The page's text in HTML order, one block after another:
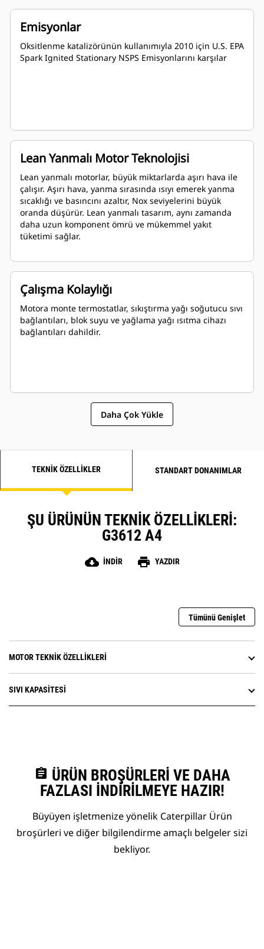
Emisyonlar
Oksitlenme katalizörünün kullanımıyla 2010 için U.S. EPA
Spark Ignited Stationary NSPS Emisyonlarını karşılar
Lean Yanmalı Motor Teknolojisi
Lean yanmalı motorlar, büyük miktarlarda aşırı hava ile
çalışır. Aşırı hava, yanma sırasında ısıyı emerek yanma
sıcaklığı ve basıncını azaltır, Nox seviyelerini büyük
oranda düşürür. Lean yanmalı tasarım, aynı zamanda
daha uzun komponent ömrü ve mükemmel yakıt
tüketimi sağlar.
Çalışma Kolaylığı
Motora monte termostatlar, sıkıştırma yağı soğutucu sıvı
bağlantıları, blok suyu ve yağlama yağı ısıtma cihazı
bağlantıları dahildir.
Daha Çok Yükle
TEKNIK ÖZELLIKLER STANDART DONANIMLAR
ŞU ÜRÜNÜN TEKNIK ÖZELLIKLERI:
G3612 A4
cloud_download İNDIR print YAZDIR
Tümünü Genişlet
MOTOR TEKNIK ÖZELLIKLERI
SIVI KAPASITESI
assignment ÜRÜN BROŞÜRLERI VE DAHA
FAZLASI İNDIRILMEYE HAZIR!
Büyüyen işletmenize yönelik Caterpillar Ürün
broşürleri ve diğer bilgilendirme amaçlı belgeler sizi
bekliyor.